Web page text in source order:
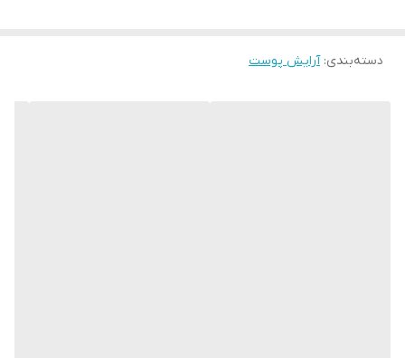
پوست صورت شما در برابر اشعه های مضر آفتاب محافظت میکند
دسته‌بندی:آرایش پوست